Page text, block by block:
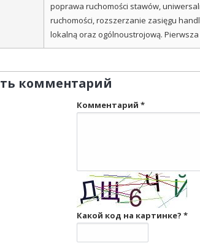
poprawa ruchomości stawów,
ruchomości, rozszerzanie zasięgu
lokalną oraz ogólnoustrojową.
комментарий
Комментарий *
Какой код на картинке? *